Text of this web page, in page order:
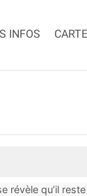
INFOS
révèle qu’il reste